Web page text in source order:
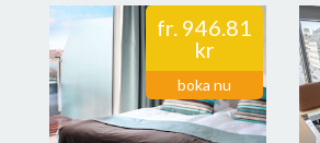
fr. 946.81
kr
boka nu